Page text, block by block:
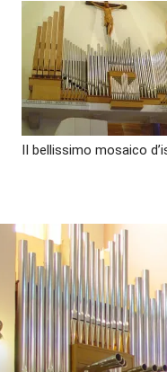
II bellissimo mosaico